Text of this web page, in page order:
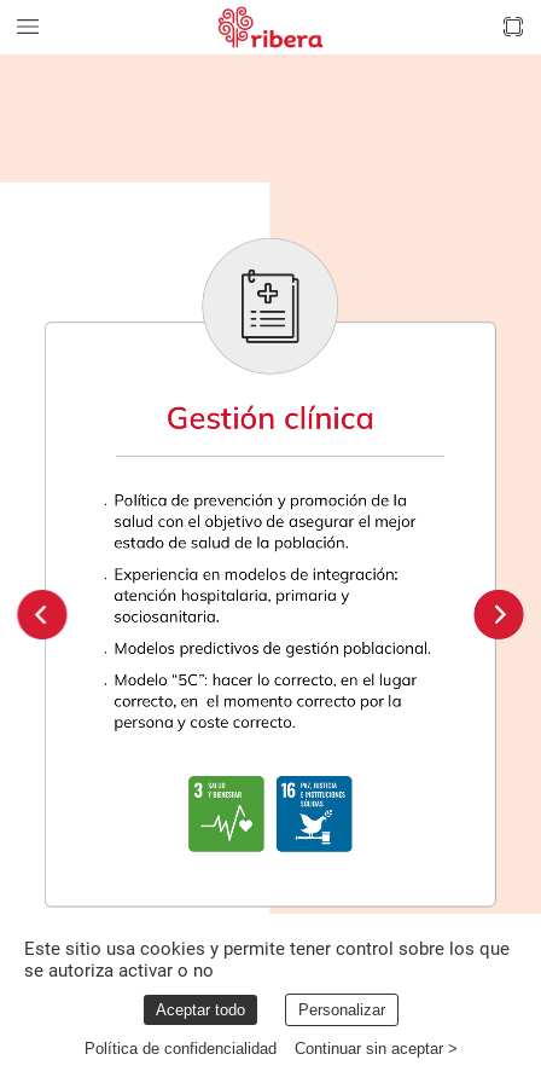
Política de prevención y promoción de la
salud con el objetivo de asegurar el mejor
estado de salud de la población.
Experiencia en modelos de integración:
atención hospitalaria, primaria y
sociosanitaria.
Modelos predictivos de gestión poblacional.
Modelo “5C”: hacer lo correcto, en el lugar
correcto, en el momento correcto por la
persona y coste correcto.
Gestión clínica
Este sitio usa cookies y permite tener control sobre los que
se autoriza activar o no
Aceptar todo Personalizar
Política de confidencialidad Continuar sin aceptar >